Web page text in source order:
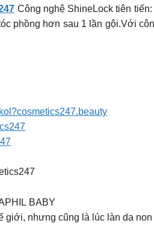
Công nghệ ShineLock tiên
phồng hơn sau 1 lần gội.Với
BABY
giới, nhưng cũng là lúc làn da